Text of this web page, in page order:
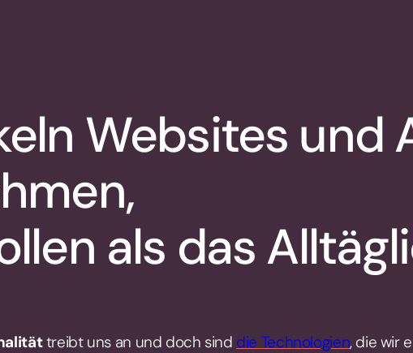
Websites und
als das
treibt uns an und doch sind die Technologien, die wir